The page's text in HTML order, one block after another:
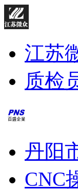
江苏
质检
丹阳
CNC